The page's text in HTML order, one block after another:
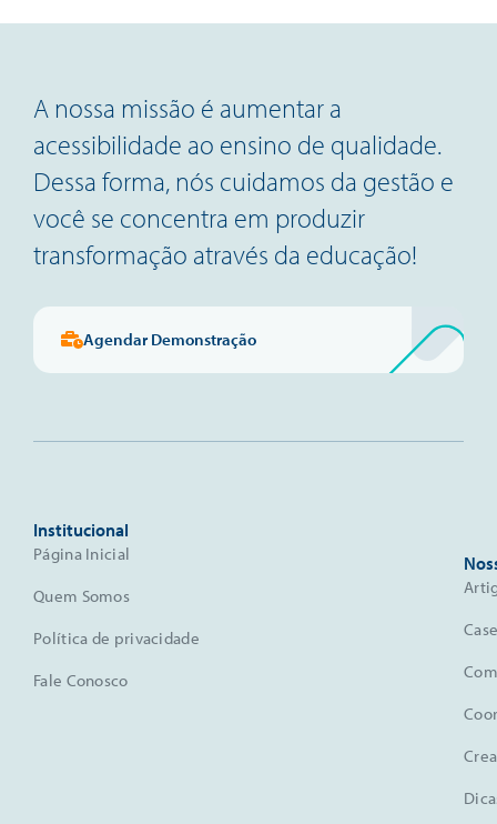
A nossa missão é aumentar a
acessibilidade ao ensino de qualidade.
Dessa forma, nós cuidamos da gestão e
você se concentra em produzir
transformação através da educação!
Agendar Demonstração
Institucional
Página Inicial
Quem Somos
Política de privacidade
Fale Conosco